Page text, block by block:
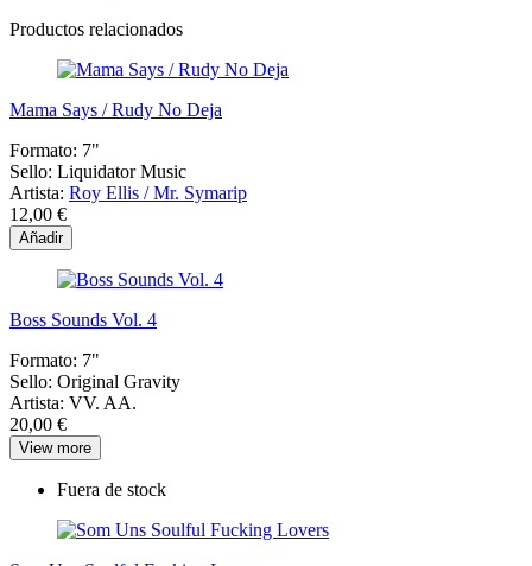
Productos relacionados
Mama Says / Rudy No Deja
Formato: 7"
Sello: Liquidator Music
Artista: Roy Ellis / Mr. Symarip
12,00 €
Añadir
Boss Sounds Vol. 4
Formato: 7"
Sello: Original Gravity
Artista: VV. AA.
20,00 €
View more
Fuera de stock